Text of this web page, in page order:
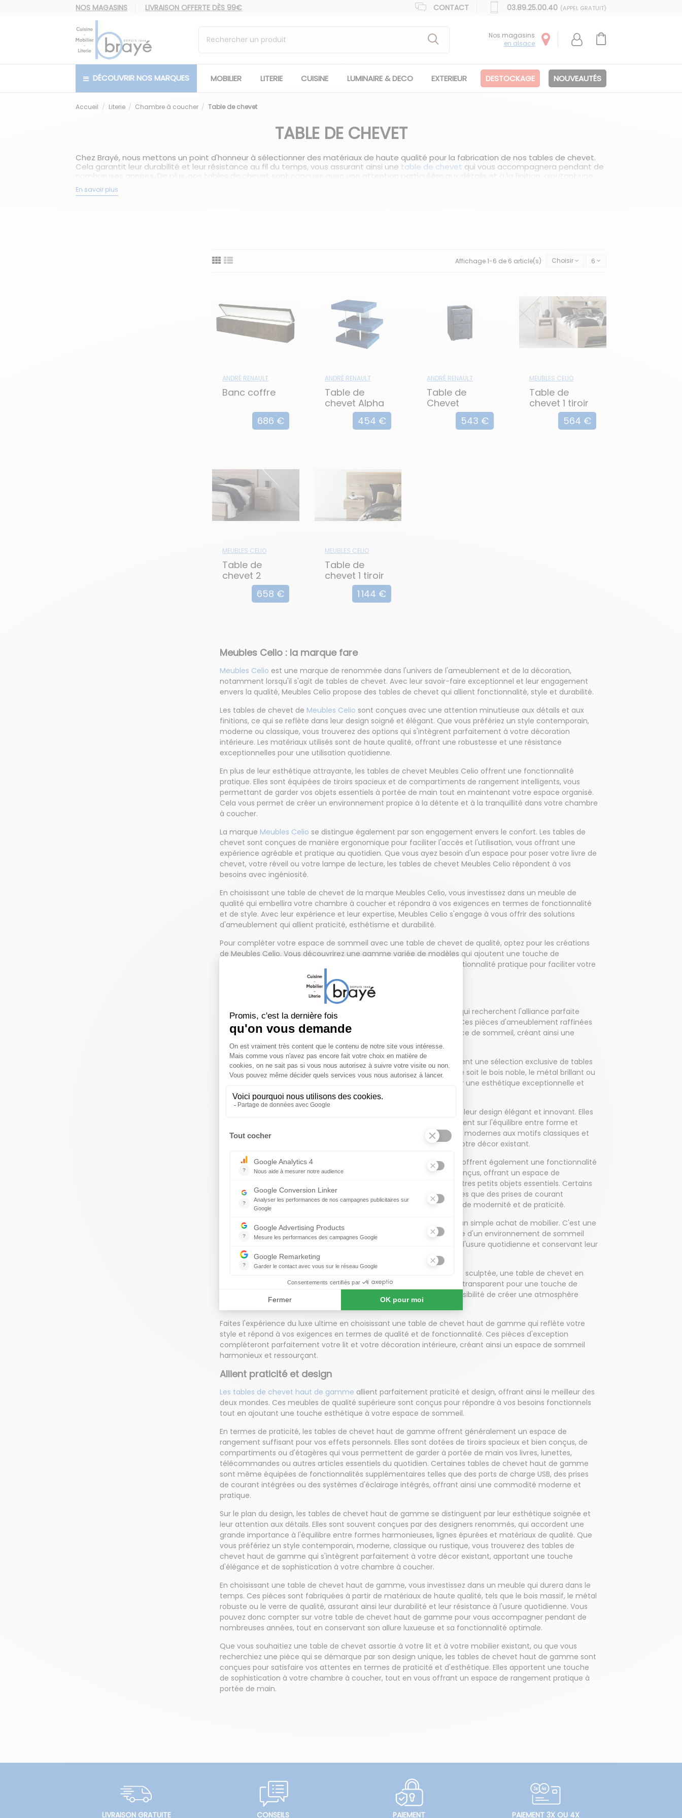
NOS MAGASINS LIVRAISON OFFERTE DÈS 99€ CONTACT 03.89.25.00.40 (APPEL GRATUIT)
Nos magasins
en alsace
DÉCOUVRIR NOS MARQUES MOBILIER LITERIE CUISINE LUMINAIRE & DECO EXTERIEUR DESTOCKAGE NOUVEAUTÉS
Accueil Literie Chambre à coucher Table de chevet
TABLE DE CHEVET
Chez Brayé, nous mettons un point d'honneur à sélectionner des matériaux de haute qualité pour la fabrication de nos tables de chevet.
Cela garantit leur durabilité et leur résistance au fil du temps, vous assurant ainsi une table de chevet qui vous accompagnera pendant de
nombreuses années. De plus, nos tables de chevet sont conçues avec une attention particulière aux détails et à la finition, ajoutant une
touche d'élégance et de sophistication à votre chambre à coucher.
La table de chevet est un meuble indispensable dans la chambre à coucher. Elle joue un rôle essentiel en offrant un espace pratique à
ou des combinaisons de matériaux pour trouver la table de chevet qui correspond à votre style personnel.
Outre leur esthétisme, nos tables de chevet sont conçues pour offrir une fonctionnalité optimale. Elles sont équipées de tiroirs spacieux et
En savoir plus
Affichage 1-6 de 6 article(s) Choisir 6
ANDRÉ RENAULT
Banc coffre
686 €
ANDRÉ RENAULT
Table de
chevet Alpha
454 €
ANDRÉ RENAULT
Table de
Chevet
Omega
543 €
MEUBLES CELIO
Table de
chevet 1 tiroir
564 €
MEUBLES CELIO
Table de
chevet 2
tiroirs MULTY
658 €
MEUBLES CELIO
Table de
chevet 1 tiroir
en lot de 2
1 144 €
Meubles Celio : la marque fare
Meubles Celio est une marque de renommée dans l'univers de l'ameublement et de la décoration,
notamment lorsqu'il s'agit de tables de chevet. Avec leur savoir-faire exceptionnel et leur engagement
envers la qualité, Meubles Celio propose des tables de chevet qui allient fonctionnalité, style et durabilité.
Les tables de chevet de Meubles Celio sont conçues avec une attention minutieuse aux détails et aux
finitions, ce qui se reflète dans leur design soigné et élégant. Que vous préfériez un style contemporain,
moderne ou classique, vous trouverez des options qui s'intègrent parfaitement à votre décoration
intérieure. Les matériaux utilisés sont de haute qualité, offrant une robustesse et une résistance
exceptionnelles pour une utilisation quotidienne.
En plus de leur esthétique attrayante, les tables de chevet Meubles Celio offrent une fonctionnalité
pratique. Elles sont équipées de tiroirs spacieux et de compartiments de rangement intelligents, vous
permettant de garder vos objets essentiels à portée de main tout en maintenant votre espace organisé.
Cela vous permet de créer un environnement propice à la détente et à la tranquillité dans votre chambre
à coucher.
La marque Meubles Celio se distingue également par son engagement envers le confort. Les tables de
chevet sont conçues de manière ergonomique pour faciliter l'accès et l'utilisation, vous offrant une
expérience agréable et pratique au quotidien. Que vous ayez besoin d'un espace pour poser votre livre de
chevet, votre réveil ou votre lampe de lecture, les tables de chevet Meubles Celio répondent à vos
besoins avec ingéniosité.
En choisissant une table de chevet de la marque Meubles Celio, vous investissez dans un meuble de
qualité qui embellira votre chambre à coucher et répondra à vos exigences en termes de fonctionnalité
et de style. Avec leur expérience et leur expertise, Meubles Celio s'engage à vous offrir des solutions
d'ameublement qui allient praticité, esthétisme et durabilité.
Pour compléter votre espace de sommeil avec une table de chevet de qualité, optez pour les créations
de Meubles Celio. Vous découvrirez une gamme variée de modèles qui ajoutent une touche de
sophistication à votre chambre à coucher, tout en offrant une fonctionnalité pratique pour faciliter votre
Des tables de chevet haut de gamme
Les tables de chevet haut de gamme sont le choix idéal pour ceux qui recherchent l'alliance parfaite
entre style, qualité et fonctionnalité dans leur chambre à coucher. Ces pièces d'ameublement raffinées
apportent une touche d'élégance et de sophistication à votre espace de sommeil, créant ainsi une
ambiance luxueuse et apaisante.
Les marques spécialisées dans les meubles haut de gamme proposent une sélection exclusive de tables
de chevet conçues avec des matériaux de première qualité. Que ce soit le bois noble, le métal brillant ou
le verre délicat, chaque détail est soigneusement travaillé pour offrir une esthétique exceptionnelle et
une durabilité à long terme.
Les tables de chevet haut de gamme se distinguent également par leur design élégant et innovant. Elles
sont souvent créées par des designers renommés qui mettent l'accent sur l'équilibre entre forme et
fonction. Vous trouverez une variété de styles, des lignes épurées et modernes aux motifs classiques et
intemporels, permettant ainsi de s'harmoniser parfaitement avec votre décor existant.
Outre leur aspect esthétique, les tables de chevet haut de gamme offrent également une fonctionnalité
supérieure. Elles sont souvent équipées de tiroirs spacieux et bien conçus, offrant un espace de
rangement pratique pour vos livres, lunettes, télécommandes et autres petits objets essentiels. Certains
modèles proposent même des fonctionnalités supplémentaires telles que des prises de courant
intégrées, des ports USB ou des éclairages LED, ajoutant une touche de modernité et de praticité.
Investir dans une table de chevet haut de gamme est bien plus qu'un simple achat de mobilier. C'est une
décision qui témoigne de votre souci du détail et de votre recherche d'un environnement de sommeil
luxueux. Ces meubles de qualité sont conçus pour durer, résistant à l'usure quotidienne et conservant leur
allure sophistiquée au fil du temps.
Que vous optiez pour une table de chevet en bois massif richement sculptée, une table de chevet en
métal avec des finitions élégantes ou une table de chevet en verre transparent pour une touche de
modernité, les tables de chevet haut de gamme vous offrent la possibilité de créer une atmosphère
somptueuse et élégante dans votre chambre à coucher.
Faites l'expérience du luxe ultime en choisissant une table de chevet haut de gamme qui reflète votre
style et répond à vos exigences en termes de qualité et de fonctionnalité. Ces pièces d'exception
compléteront parfaitement votre lit et votre décoration intérieure, créant ainsi un espace de sommeil
harmonieux et ressourçant.
Allient praticité et design
Les tables de chevet haut de gamme allient parfaitement praticité et design, offrant ainsi le meilleur des
deux mondes. Ces meubles de qualité supérieure sont conçus pour répondre à vos besoins fonctionnels
tout en ajoutant une touche esthétique à votre espace de sommeil.
En termes de praticité, les tables de chevet haut de gamme offrent généralement un espace de
rangement suffisant pour vos effets personnels. Elles sont dotées de tiroirs spacieux et bien conçus, de
compartiments ou d'étagères qui vous permettent de garder à portée de main vos livres, lunettes,
télécommandes ou autres articles essentiels du quotidien. Certaines tables de chevet haut de gamme
sont même équipées de fonctionnalités supplémentaires telles que des ports de charge USB, des prises
de courant intégrées ou des systèmes d'éclairage intégrés, offrant ainsi une commodité moderne et
pratique.
Sur le plan du design, les tables de chevet haut de gamme se distinguent par leur esthétique soignée et
leur attention aux détails. Elles sont souvent conçues par des designers renommés, qui accordent une
grande importance à l'équilibre entre formes harmonieuses, lignes épurées et matériaux de qualité. Que
vous préfériez un style contemporain, moderne, classique ou rustique, vous trouverez des tables de
chevet haut de gamme qui s'intègrent parfaitement à votre décor existant, apportant une touche
d'élégance et de sophistication à votre chambre à coucher.
En choisissant une table de chevet haut de gamme, vous investissez dans un meuble qui durera dans le
temps. Ces pièces sont fabriquées à partir de matériaux de haute qualité, tels que le bois massif, le métal
robuste ou le verre de qualité, assurant ainsi leur durabilité et leur résistance à l'usure quotidienne. Vous
pouvez donc compter sur votre table de chevet haut de gamme pour vous accompagner pendant de
nombreuses années, tout en conservant son allure luxueuse et sa fonctionnalité optimale.
Que vous souhaitiez une table de chevet assortie à votre lit et à votre mobilier existant, ou que vous
recherchiez une pièce qui se démarque par son design unique, les tables de chevet haut de gamme sont
conçues pour satisfaire vos attentes en termes de praticité et d'esthétique. Elles apportent une touche
de sophistication à votre chambre à coucher, tout en vous offrant un espace de rangement pratique à
portée de main.
LIVRAISON GRATUITE CONSEILS PAIEMENT PAIEMENT 3X OU 4X